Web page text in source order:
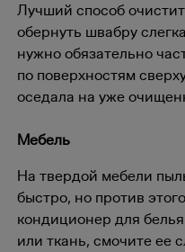
Лучший способ
обернуть швабру
нужно обязательно
по поверхностям
оседала на уже
Мебель
На твердой мебели
быстро, но против
кондиционер для
или ткань, смочите ее